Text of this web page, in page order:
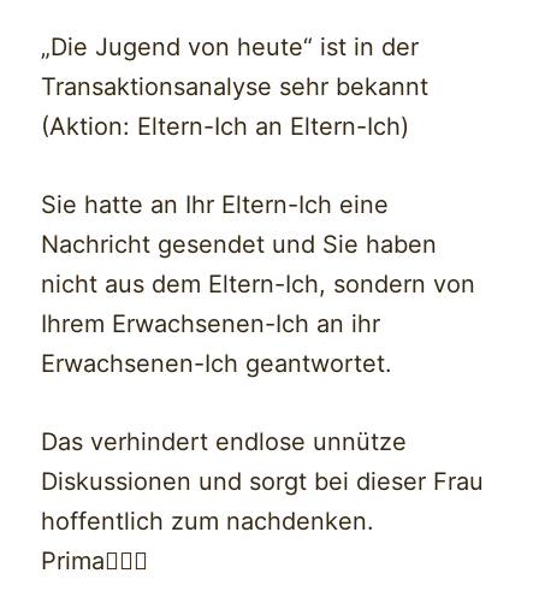
„Die Jugend von heute“ ist in der
Transaktionsanalyse sehr bekannt
(Aktion: Eltern-Ich an Eltern-Ich)
Sie hatte an Ihr Eltern-Ich eine
Nachricht gesendet und Sie haben
nicht aus dem Eltern-Ich, sondern von
Ihrem Erwachsenen-Ich an ihr
Erwachsenen-Ich geantwortet.
Das verhindert endlose unnütze
Diskussionen und sorgt bei dieser Frau
hoffentlich zum nachdenken.
Prima